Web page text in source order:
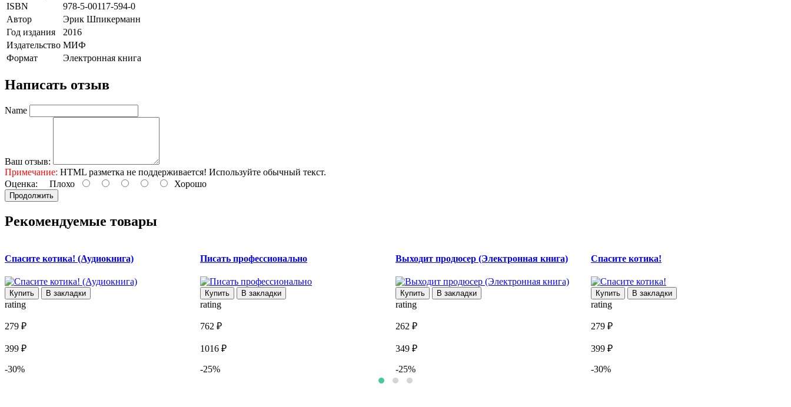
ISBN
978-5-00117-594-0
Автор
Эрик Шпикерманн
Год издания
2016
Издательство МИФ
Формат
Электронная книга
Написать отзыв
Name
Ваш отзыв:
Примечание: HTML разметка не поддерживается! Используйте обычный текст.
Оценка: Плохо Хорошо
Продолжить
Рекомендуемые товары
Спасите котика! (Аудиокнига)
Купить В закладки
rating
279 ₽
399 ₽
-30%
Писать профессионально
Купить В закладки
rating
762 ₽
1016 ₽
-25%
Выходит продюсер (Электронная книга)
Купить В закладки
rating
262 ₽
349 ₽
-25%
Спасите котика!
Купить В закладки
rating
279 ₽
399 ₽
-30%